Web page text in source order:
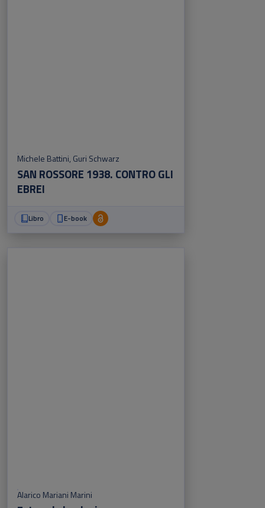
Michele Battini, Guri Schwarz
SAN ROSSORE 1938. CONTRO GLI
EBREI
Libro E-book
Alarico Mariani Marini